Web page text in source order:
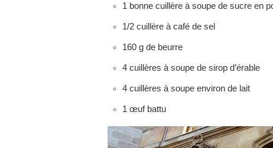
1 bonne cuillère à soupe de sucre en
1/2 cuillère à café de sel
160 g de beurre
4 cuillères à soupe de sirop d’érable
4 cuillères à soupe environ de lait
1 œuf battu